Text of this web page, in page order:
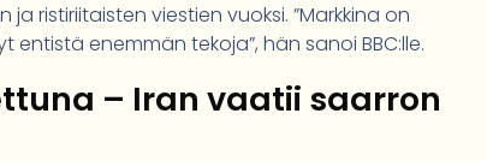
ristiriitaisten viestien vuoksi. ”Markkina on
enemmän tekoja”, hän sanoi BBC:lle.
– Iran vaatii saarron